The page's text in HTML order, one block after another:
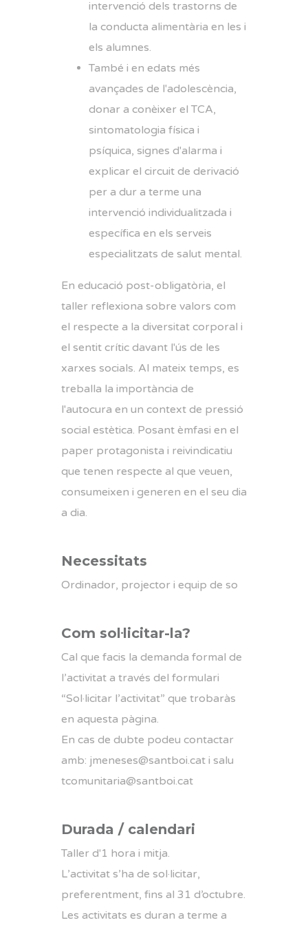
intervenció dels trastorns de
la conducta alimentària en les i
els alumnes.
També i en edats més
avançades de l'adolescència,
donar a conèixer el TCA,
sintomatologia física i
psíquica, signes d'alarma i
explicar el circuit de derivació
per a dur a terme una
intervenció individualitzada i
específica en els serveis
especialitzats de salut mental.
En educació post-obligatòria, el
taller reflexiona sobre valors com
el respecte a la diversitat corporal i
el sentit crític davant l'ús de les
xarxes socials. Al mateix temps, es
treballa la importància de
l'autocura en un context de pressió
social estètica. Posant èmfasi en el
paper protagonista i reivindicatiu
que tenen respecte al que veuen,
consumeixen i generen en el seu dia
a dia.
Necessitats
Ordinador, projector i equip de so
Com sol·licitar-la?
Cal que facis la demanda formal de
l’activitat a través del formulari
“Sol·licitar l’activitat” que trobaràs
en aquesta pàgina.
En cas de dubte podeu contactar
amb: jmeneses@santboi.cat i salu
tcomunitaria@santboi.cat
Durada / calendari
Taller d'1 hora i mitja.
L’activitat s’ha de sol·licitar,
preferentment, fins al 31 d’octubre.
Les activitats es duran a terme a